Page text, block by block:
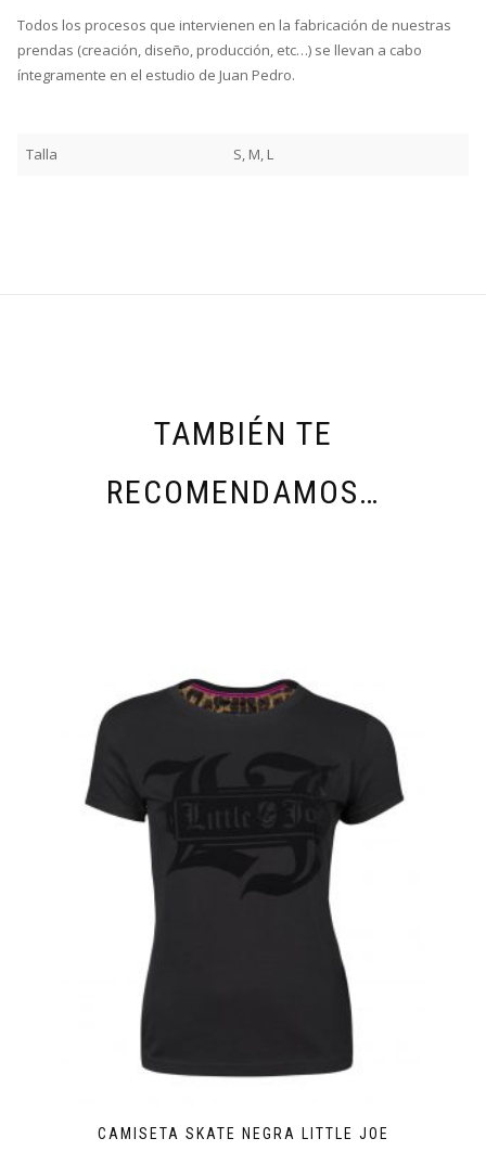
Todos los procesos que intervienen en la fabricación de nuestras
prendas (creación, diseño, producción, etc…) se llevan a cabo
íntegramente en el estudio de Juan Pedro.
Talla S, M, L
TAMBIÉN TE
RECOMENDAMOS…
CAMISETA SKATE NEGRA LITTLE JOE